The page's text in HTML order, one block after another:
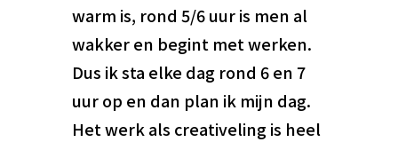
warm is, rond 5/6 uur is men al
wakker en begint met werken.
Dus ik sta elke dag rond 6 en 7
uur op en dan plan ik mijn dag.
Het werk als creativeling is heel